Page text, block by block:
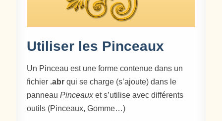
Utiliser les Pinceaux
Un Pinceau est une forme contenue dans un
fichier .abr qui se charge (s’ajoute) dans le
panneauPinceauxet s’utilise avec différents
outils (Pinceaux, Gomme…)